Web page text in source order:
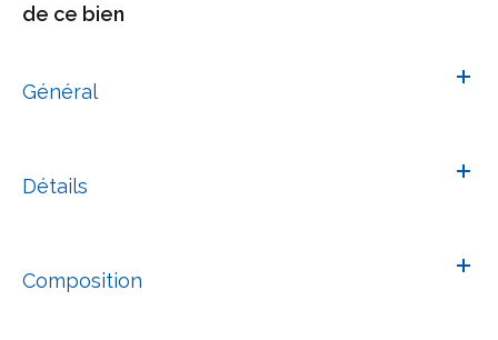
de ce bien
Général
Détails
Composition